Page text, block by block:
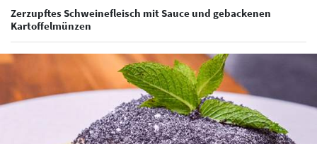
Zerzupftes Schweinefleisch mit Sauce und gebackenen
Kartoffelmünzen